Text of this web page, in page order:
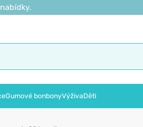
Gumové bonbonyVýživaDěti